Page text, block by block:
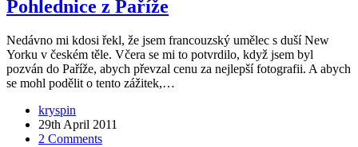
Pohlednice z Paříže
Nedávno mi kdosi řekl, že jsem francouzský umělec s duší New
Yorku v českém těle. Včera se mi to potvrdilo, když jsem byl
pozván do Paříže, abych převzal cenu za nejlepší fotografii. A abych
se mohl podělit o tento zážitek,…
kryspin
29th April 2011
2 Comments